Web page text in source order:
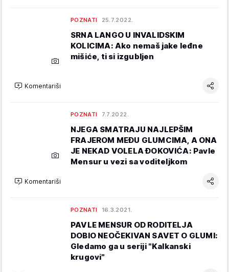
POZNATI 25.7.2022.
SRNA LANGO U INVALIDSKIM
KOLICIMA: Ako nemaš jake leđne
mišiće, ti si izgubljen
Komentariši
POZNATI 7.7.2022.
NJEGA SMATRAJU NAJLEPŠIM
FRAJEROM MEĐU GLUMCIMA, A ONA
JE NEKAD VOLELA ĐOKOVIĆA: Pavle
Mensur u vezi sa voditeljkom
Komentariši
POZNATI 16.3.2021.
PAVLE MENSUR OD RODITELJA
DOBIO NEOČEKIVAN SAVET O GLUMI:
Gledamo ga u seriji "Kalkanski
krugovi"